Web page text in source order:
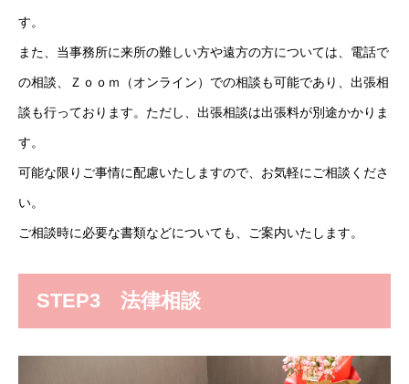
す。
また、当事務所に来所の難しい方や遠方の方については、電話で
の相談、Ｚｏｏｍ（オンライン）での相談も可能であり、出張相
談も行っております。ただし、出張相談は出張料が別途かかりま
す。
可能な限りご事情に配慮いたしますので、お気軽にご相談くださ
い。
ご相談時に必要な書類などについても、ご案内いたします。
STEP3 法律相談